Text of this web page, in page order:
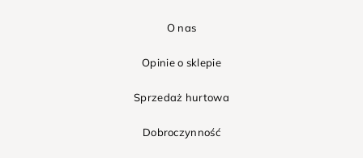
O nas
Opinie o sklepie
Sprzedaż hurtowa
Dobroczynność